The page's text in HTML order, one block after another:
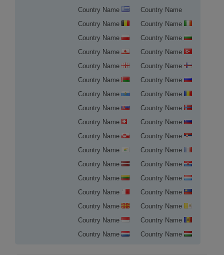
Country Name
Country Name
Country Name
Country Name
Country Name
Country Name
Country Name
Country Name
Country Name
Country Name
Country Name
Country Name
Country Name
Country Name
Country Name
Country Name
Country Name
Country Name
Country Name
Country Name
Country Name
Country Name
Country Name
Country Name
Country Name
Country Name
Country Name
Country Name
Country Name
Country Name
Country Name
Country Name
Country Name
Country Name
تسجيل النطاق في سويسرا